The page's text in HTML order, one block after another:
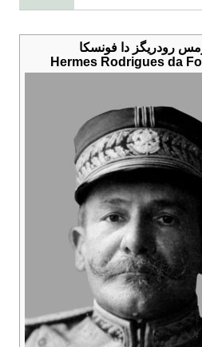
رودريگز دا فونسكا
Hermes Rodrigues da